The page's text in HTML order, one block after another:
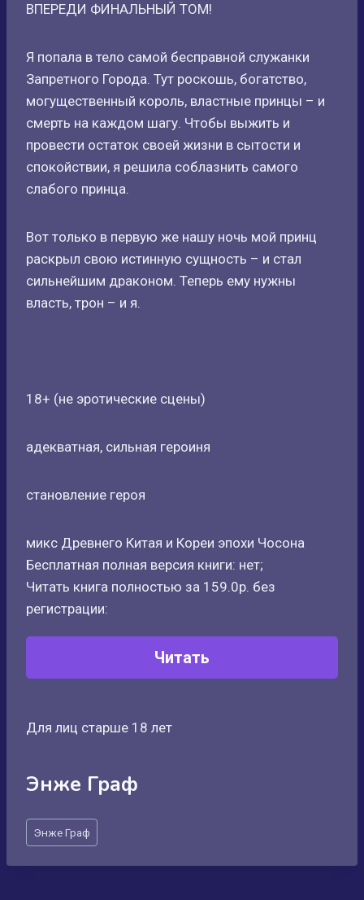
ВПЕРЕДИ ФИНАЛЬНЫЙ ТОМ!
Я попала в тело самой бесправной служанки
Запретного Города. Тут роскошь, богатство,
могущественный король, властные принцы – и
смерть на каждом шагу. Чтобы выжить и
провести остаток своей жизни в сытости и
спокойствии, я решила соблазнить самого
слабого принца.
Вот только в первую же нашу ночь мой принц
раскрыл свою истинную сущность – и стал
сильнейшим драконом. Теперь ему нужны
власть, трон – и я.
18+ (не эротические сцены)
адекватная, сильная героиня
становление героя
микс Древнего Китая и Кореи эпохи Чосона
Бесплатная полная версия книги: нет;
Читать книга полностью за 159.0р. без
регистрации:
Читать
Для лиц старше 18 лет
Энже Граф
Метки
записи:
Энже Граф